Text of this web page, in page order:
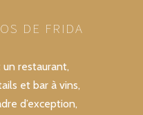
DE FRIDA
un restaurant,
et bar à vins,
d’exception,